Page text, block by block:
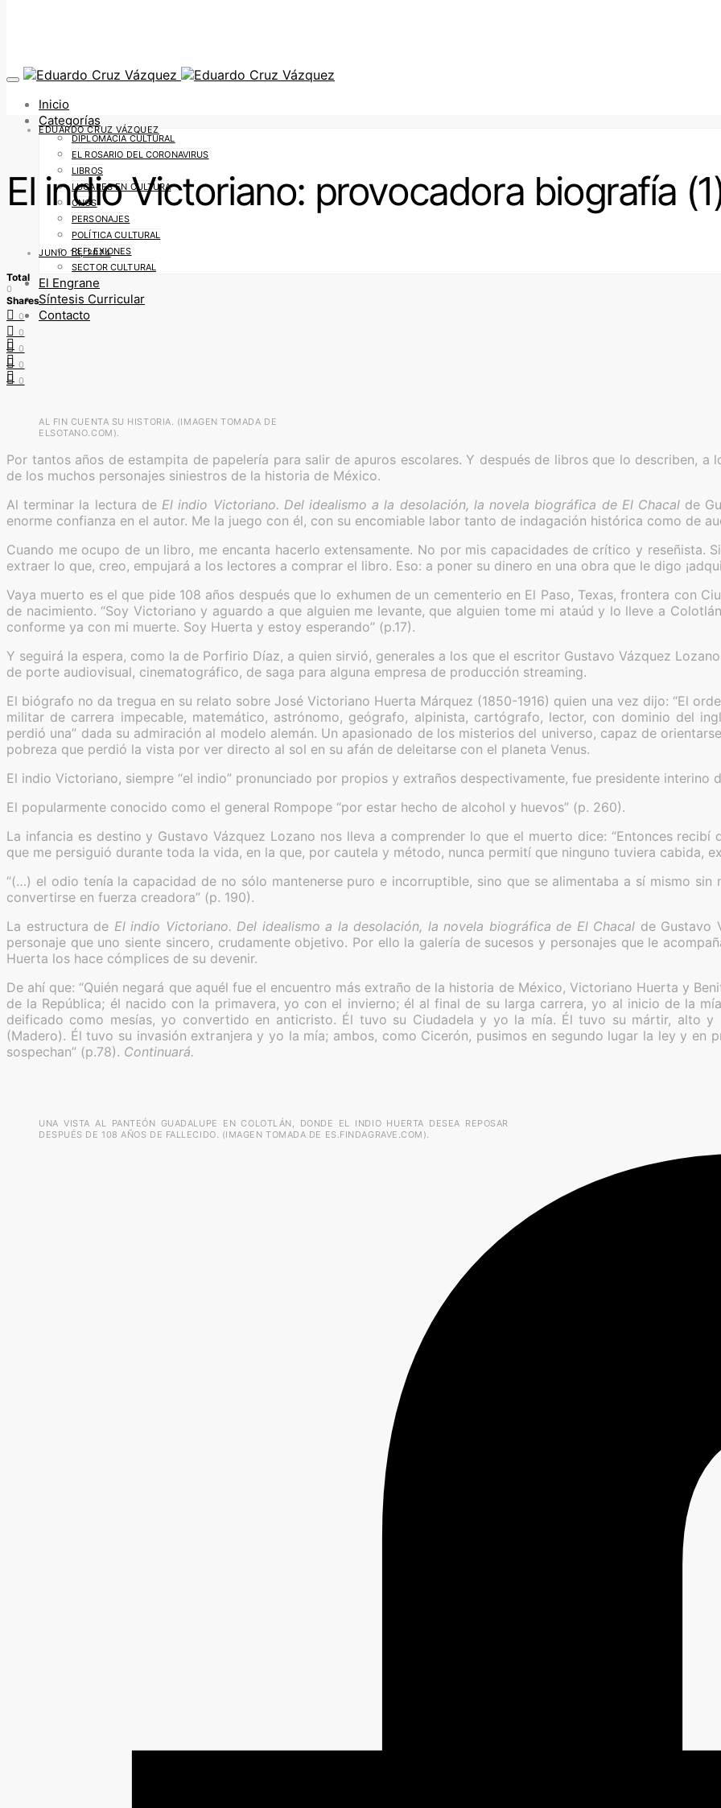
Inicio
Categorías
DIPLOMACIA CULTURAL
EL ROSARIO DEL CORONAVIRUS
LIBROS
LUGARES EN CULTURA
ONGS
PERSONAJES
POLÍTICA CULTURAL
REFLEXIONES
SECTOR CULTURAL
El Engrane
Síntesis Curricular
Contacto
EDUARDO CRUZ VÁZQUEZ
El indio Victoriano: provocadora biografía
JUNIO 13, 2024
Total
0
Shares
0
0
0
0
0
AL FIN CUENTA SU HISTORIA. (IMAGEN TOMADA DE
ELSOTANO.COM).
Por tantos años de estampita de papelería para salir de apuros escolares. Y después de libros que lo describen,
de los muchos personajes siniestros de la historia de México.
Al terminar la lectura de El indio Victoriano. Del idealismo a la desolación, la novela biográfica de El Chacal de
enorme confianza en el autor. Me la juego con él, con su encomiable labor tanto de indagación histórica como de
Cuando me ocupo de un libro, me encanta hacerlo extensamente. No por mis capacidades de crítico y reseñista.
extraer lo que, creo, empujará a los lectores a comprar el libro. Eso: a poner su dinero en una obra que le digo
Vaya muerto es el que pide 108 años después que lo exhumen de un cementerio en El Paso, Texas, frontera con
de nacimiento. “Soy Victoriano y aguardo a que alguien me levante, que alguien tome mi ataúd y lo lleve a
conforme ya con mi muerte. Soy Huerta y estoy esperando” (p.17).
Y seguirá la espera, como la de Porfirio Díaz, a quien sirvió, generales a los que el escritor Gustavo Vázquez
de porte audiovisual, cinematográfico, de saga para alguna empresa de producción streaming.
El biógrafo no da tregua en su relato sobre José Victoriano Huerta Márquez (1850-1916) quien una vez dijo: “El
militar de carrera impecable, matemático, astrónomo, geógrafo, alpinista, cartógrafo, lector, con dominio del
perdió una” dada su admiración al modelo alemán. Un apasionado de los misterios del universo, capaz de
pobreza que perdió la vista por ver directo al sol en su afán de deleitarse con el planeta Venus.
El indio Victoriano, siempre “el indio” pronunciado por propios y extraños despectivamente, fue presidente interino
El popularmente conocido como el general Rompope “por estar hecho de alcohol y huevos” (p. 260).
La infancia es destino y Gustavo Vázquez Lozano nos lleva a comprender lo que el muerto dice: “Entonces
que me persiguió durante toda la vida, en la que, por cautela y método, nunca permití que ninguno tuviera cabida,
“(…) el odio tenía la capacidad de no sólo mantenerse puro e incorruptible, sino que se alimentaba a sí mismo
convertirse en fuerza creadora” (p. 190).
La estructura de El indio Victoriano. Del idealismo a la desolación, la novela biográfica de El Chacal de Gustavo
personaje que uno siente sincero, crudamente objetivo. Por ello la galería de sucesos y personajes que le
Huerta los hace cómplices de su devenir.
De ahí que: “Quién negará que aquél fue el encuentro más extraño de la historia de México, Victoriano Huerta y
de la República; él nacido con la primavera, yo con el invierno; él al final de su larga carrera, yo al inicio de la
deificado como mesías, yo convertido en anticristo. Él tuvo su Ciudadela y yo la mía. Él tuvo su mártir, alto
(Madero). Él tuvo su invasión extranjera y yo la mía; ambos, como Cicerón, pusimos en segundo lugar la ley y en
sospechan” (p.78). Continuará.
UNA VISTA AL PANTEÓN GUADALUPE EN COLOTLÁN, DONDE EL INDIO HUERTA DESEA REPOSAR
DESPUÉS DE 108 AÑOS DE FALLECIDO. (IMAGEN TOMADA DE ES.FINDAGRAVE.COM).